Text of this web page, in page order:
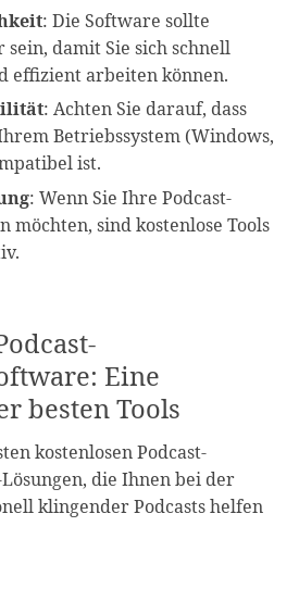
: Die Software sollte
damit Sie sich schnell
effizient arbeiten können.
: Achten Sie darauf, dass
Betriebssystem (Windows,
ist.
: Wenn Sie Ihre Podcast-
möchten, sind kostenlose Tools
Eine
besten Tools
kostenlosen Podcast-
die Ihnen bei der
klingender Podcasts helfen